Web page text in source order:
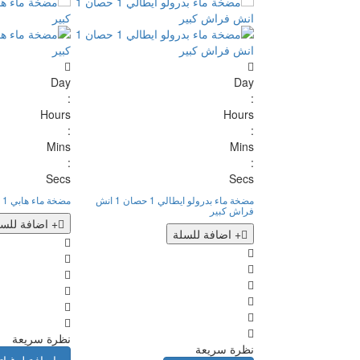
Day
:
Hours
:
Mins
:
Secs
مضخة ماء هابي 1 حصان 1" فراش كبير
+ اضافة
نظرة سريعة
Day
:
Hours
:
Mins
:
Secs
مضخة ماء بدرولو ايطالي 1 حصان 1 انش
فراش كبير
+ اضافة للسلة
نظرة سريعة